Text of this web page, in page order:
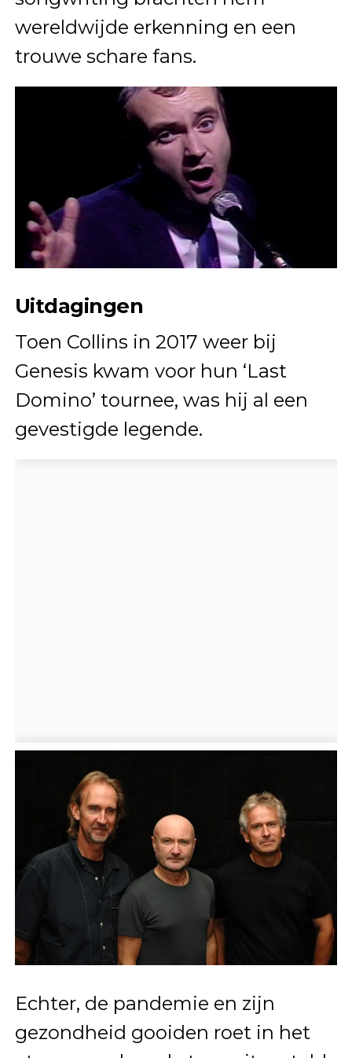
wereldwijde erkenning en een
trouwe schare fans.
Uitdagingen
Toen Collins in 2017 weer bij
Genesis kwam voor hun ‘Last
Domino’ tournee, was hij al een
gevestigde legende.
Echter, de pandemie en zijn
gezondheid gooiden roet in het